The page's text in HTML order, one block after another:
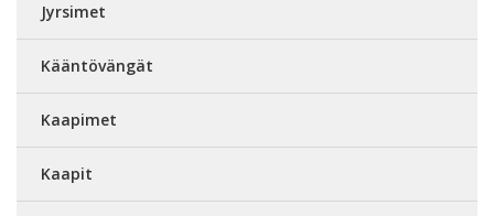
Jyrsimet
Kääntövängät
Kaapimet
Kaapit